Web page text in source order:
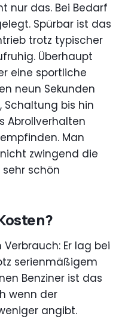
nur das. Bei Bedarf
Spürbar ist das
trotz typischer
Überhaupt
eine sportliche
neun Sekunden
Schaltung bis hin
Abrollverhalten
Man
zwingend die
schön
Er lag bei
serienmäßigem
Benziner ist das
wenn der
angibt.